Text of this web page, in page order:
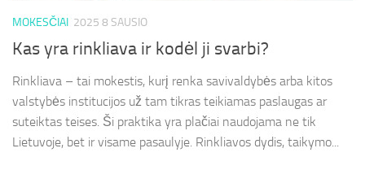
MOKESČIAI 2025 8 SAUSIO
Kas yra rinkliava ir kodėl ji svarbi?
Rinkliava – tai mokestis, kurį renka savivaldybės arba kitos
valstybės institucijos už tam tikras teikiamas paslaugas ar
suteiktas teises. Ši praktika yra plačiai naudojama ne tik
Lietuvoje, bet ir visame pasaulyje. Rinkliavos dydis, taikymo...